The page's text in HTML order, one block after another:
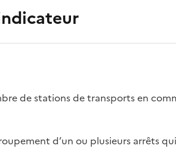
de stations de transports en
d’un ou plusieurs arrêts